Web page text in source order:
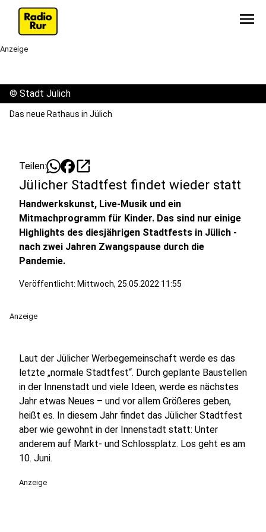
menu
Anzeige
© Stadt Jülich
Das neue Rathaus in Jülich
Teilen: open_in_new
Jülicher Stadtfest findet wieder statt
Handwerkskunst, Live-Musik und ein
Mitmachprogramm für Kinder. Das sind nur einige
Highlights des diesjährigen Stadtfests in Jülich -
nach zwei Jahren Zwangspause durch die
Pandemie.
Veröffentlicht: Mittwoch, 25.05.2022 11:55
Anzeige
Laut der Jülicher Werbegemeinschaft werde es das
letzte „normale Stadtfest“. Durch geplante Baustellen
in der Innenstadt und viele Ideen, werde es nächstes
Jahr etwas Neues – und vor allem Größeres geben,
heißt es. In diesem Jahr findet das Jülicher Stadtfest
aber wie gewohnt in der Innenstadt statt: Unter
anderem auf Markt- und Schlossplatz. Los geht es am
10. Juni.
Anzeige